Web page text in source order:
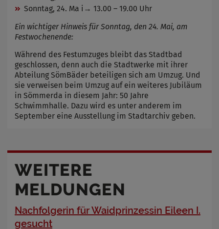
Sonntag, 24. Ma i→ 13.00 – 19.00 Uhr
Ein wichtiger Hinweis für Sonntag, den 24. Mai, am
Festwochenende:
Während des Festumzuges bleibt das Stadtbad
geschlossen, denn auch die Stadtwerke mit ihrer
Abteilung SömBäder beteiligen sich am Umzug. Und
sie verweisen beim Umzug auf ein weiteres Jubiläum
in Sömmerda in diesem Jahr: 50 Jahre
Schwimmhalle. Dazu wird es unter anderem im
September eine Ausstellung im Stadtarchiv geben.
WEITERE
MELDUNGEN
Nachfolgerin für Waidprinzessin Eileen I.
gesucht